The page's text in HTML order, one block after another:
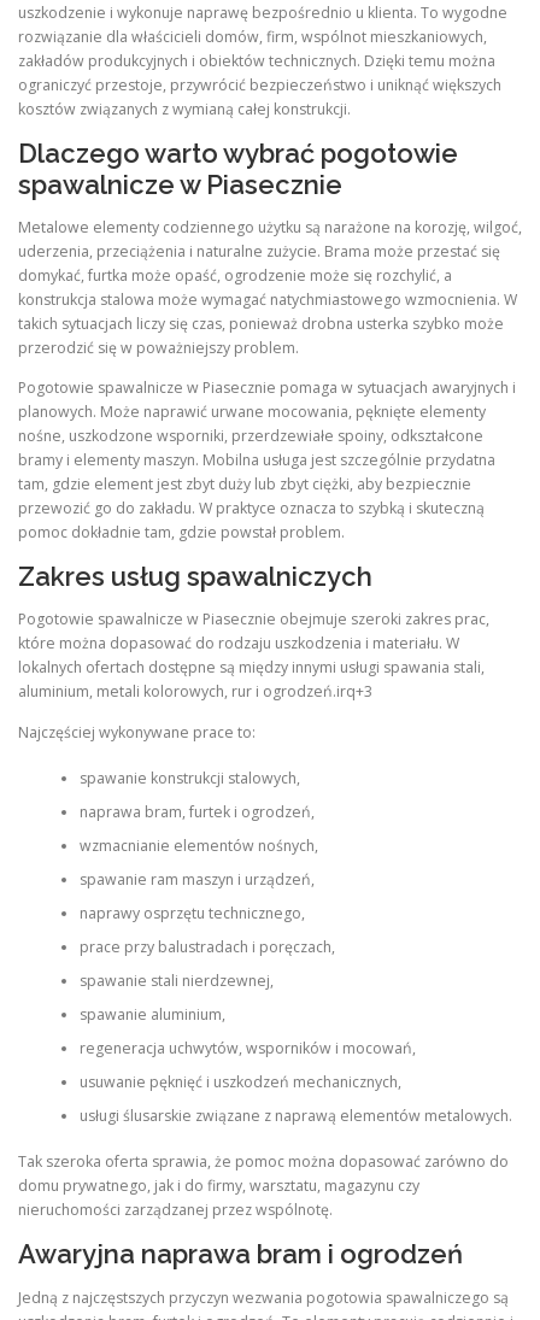
uszkodzenie i wykonuje naprawę bezpośrednio u klienta. To wygodne
rozwiązanie dla właścicieli domów, firm, wspólnot mieszkaniowych,
zakładów produkcyjnych i obiektów technicznych. Dzięki temu można
ograniczyć przestoje, przywrócić bezpieczeństwo i uniknąć większych
kosztów związanych z wymianą całej konstrukcji.
Dlaczego warto wybrać pogotowie
spawalnicze w Piasecznie
Metalowe elementy codziennego użytku są narażone na korozję, wilgoć,
uderzenia, przeciążenia i naturalne zużycie. Brama może przestać się
domykać, furtka może opaść, ogrodzenie może się rozchylić, a
konstrukcja stalowa może wymagać natychmiastowego wzmocnienia. W
takich sytuacjach liczy się czas, ponieważ drobna usterka szybko może
przerodzić się w poważniejszy problem.
Pogotowie spawalnicze w Piasecznie pomaga w sytuacjach awaryjnych i
planowych. Może naprawić urwane mocowania, pęknięte elementy
nośne, uszkodzone wsporniki, przerdzewiałe spoiny, odkształcone
bramy i elementy maszyn. Mobilna usługa jest szczególnie przydatna
tam, gdzie element jest zbyt duży lub zbyt ciężki, aby bezpiecznie
przewozić go do zakładu. W praktyce oznacza to szybką i skuteczną
pomoc dokładnie tam, gdzie powstał problem.
Zakres usług spawalniczych
Pogotowie spawalnicze w Piasecznie obejmuje szeroki zakres prac,
które można dopasować do rodzaju uszkodzenia i materiału. W
lokalnych ofertach dostępne są między innymi usługi spawania stali,
aluminium, metali kolorowych, rur i ogrodzeń.irq+3
Najczęściej wykonywane prace to:
spawanie konstrukcji stalowych,
naprawa bram, furtek i ogrodzeń,
wzmacnianie elementów nośnych,
spawanie ram maszyn i urządzeń,
naprawy osprzętu technicznego,
prace przy balustradach i poręczach,
spawanie stali nierdzewnej,
spawanie aluminium,
regeneracja uchwytów, wsporników i mocowań,
usuwanie pęknięć i uszkodzeń mechanicznych,
usługi ślusarskie związane z naprawą elementów metalowych.
Tak szeroka oferta sprawia, że pomoc można dopasować zarówno do
domu prywatnego, jak i do firmy, warsztatu, magazynu czy
nieruchomości zarządzanej przez wspólnotę.
Awaryjna naprawa bram i ogrodzeń
Jedną z najczęstszych przyczyn wezwania pogotowia spawalniczego są